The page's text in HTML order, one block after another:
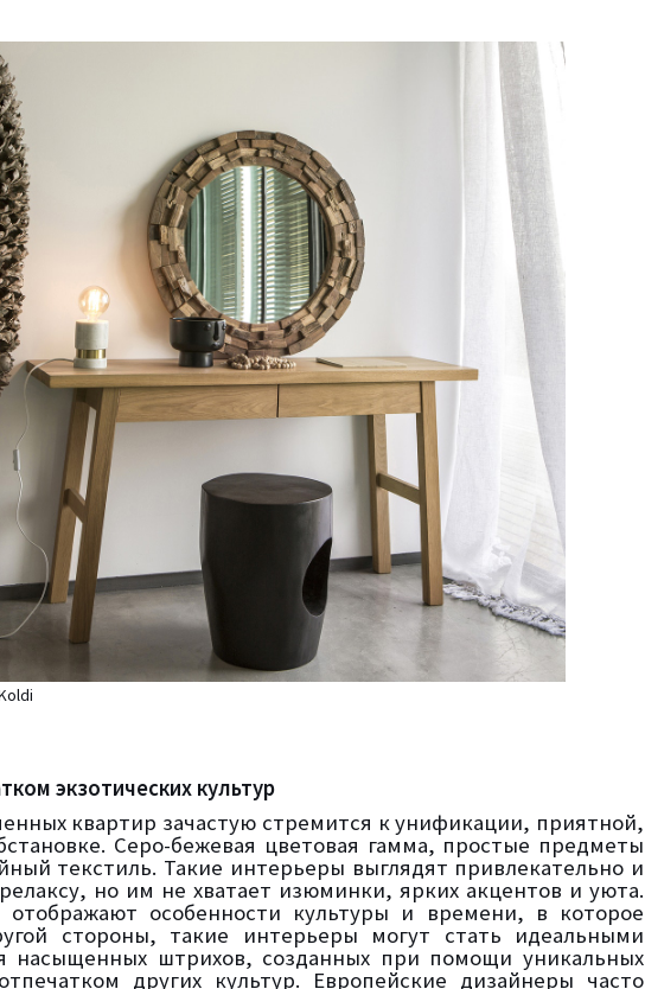
экзотических культур
квартир зачастую стремится к унификации, приятной,
Серо-бежевая цветовая гамма, простые предметы
текстиль. Такие интерьеры выглядят привлекательно и
но им не хватает изюминки, ярких акцентов и уюта.
особенности культуры и времени, в которое
стороны, такие интерьеры могут стать идеальными
насыщенных штрихов, созданных при помощи уникальных
других культур. Европейские дизайнеры часто